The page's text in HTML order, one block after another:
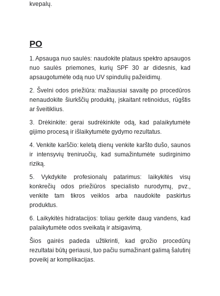
kvepalų.
PO
1. Apsauga nuo saulės: naudokite plataus spektro apsaugos
nuo saulės priemones, kurių SPF 30 ar didesnis, kad
apsaugotumėte odą nuo UV spindulių pažeidimų.
2. Švelni odos priežiūra: mažiausiai savaitę po procedūros
nenaudokite šiurkščių produktų, įskaitant retinoidus, rūgštis
ar šveitiklius.
3. Drėkinkite: gerai sudrėkinkite odą, kad palaikytumėte
gijimo procesą ir išlaikytumėte gydymo rezultatus.
4. Venkite karščio: keletą dienų venkite karšto dušo, saunos
ir intensyvių treniruočių, kad sumažintumėte sudirginimo
riziką.
5. Vykdykite profesionalų patarimus: laikykitės visų
konkrečių odos priežiūros specialisto nurodymų, pvz.,
venkite tam tikros veiklos arba naudokite paskirtus
produktus.
6. Laikykitės hidratacijos: toliau gerkite daug vandens, kad
palaikytumėte odos sveikatą ir atsigavimą.
Šios gairės padeda užtikrinti, kad grožio procedūrų
rezultatai būtų geriausi, tuo pačiu sumažinant galimą šalutinį
poveikį ar komplikacijas.